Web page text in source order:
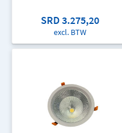
SRD 3.275,20
excl. BTW